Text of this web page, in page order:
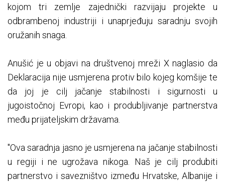
kojom tri zemlje zajednički razvijaju projekte u
odbrambenoj industriji i unaprjeđuju saradnju svojih
oružanih snaga.
Anušić je u objavi na društvenoj mreži X naglasio da
Deklaracija nije usmjerena protiv bilo kojeg komšije te
da joj je cilj jačanje stabilnosti i sigurnosti u
jugoistočnoj Evropi, kao i produbljivanje partnerstva
među prijateljskim državama.
"Ova saradnja jasno je usmjerena na jačanje stabilnosti
u regiji i ne ugrožava nikoga. Naš je cilj produbiti
partnerstvo i savezništvo između Hrvatske, Albanije i